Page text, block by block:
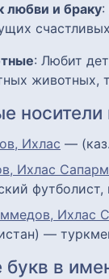
любви и браку:
: Любит
животных,
носители
Ихлас —
Ихлас
футболист,
Ихлас
—
букв в